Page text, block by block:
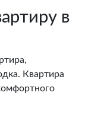
в
Квартира